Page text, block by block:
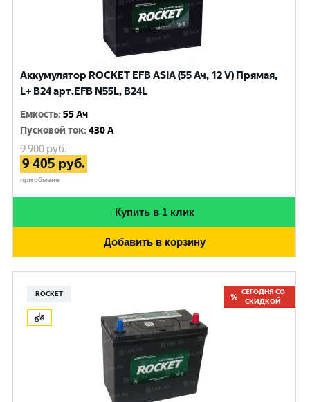
Аккумулятор ROCKET EFB ASIA (55 Ач, 12 V) Прямая,
L+ B24 арт.EFB N55L, B24L
Емкость:55 Ач
Пусковой ток:430 A
9 900руб.
9 405 руб.
при обмене
Купить в 1 клик
Добавить в корзину
ROCKET
СЕГОДНЯ СО
СКИДКОЙ